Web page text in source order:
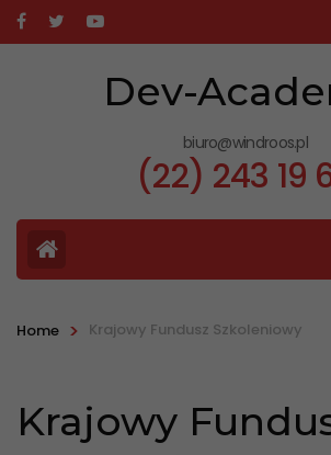
Dev-
biuro@windroos.pl
(22) 243 19
Home > Krajowy Fundusz Szkoleniowy
Krajowy